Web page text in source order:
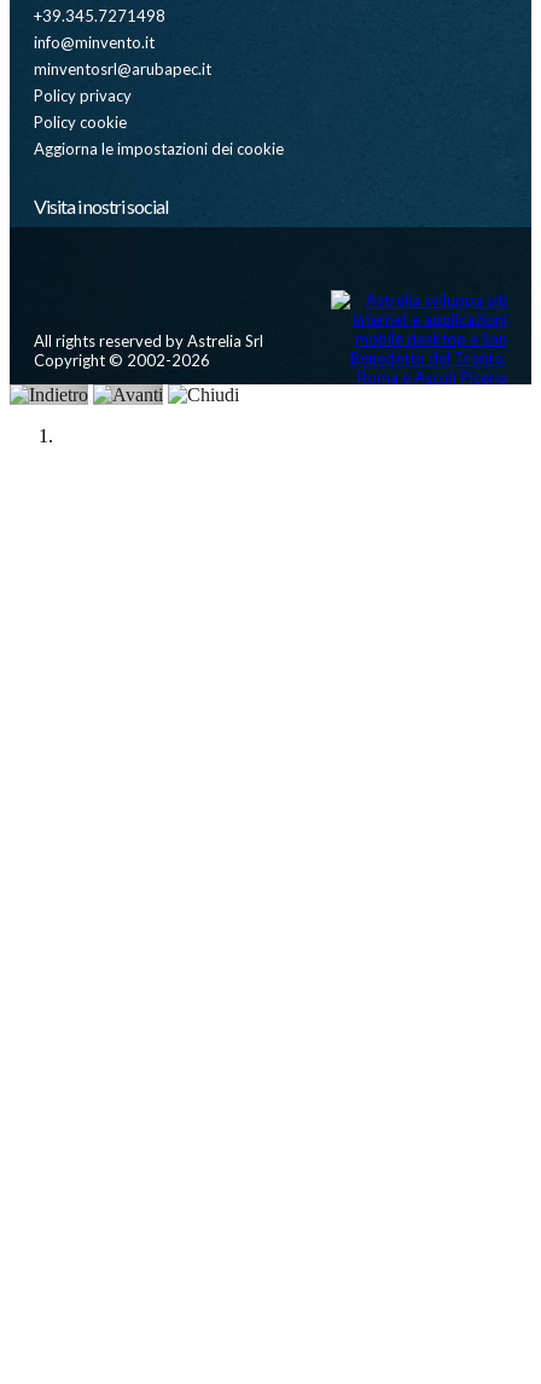
+39.345.7271498
info@minvento.it
minventosrl@arubapec.it
Policy privacy
Policy cookie
Aggiorna le impostazioni dei cookie
Visita i nostri social
All rights reserved by Astrelia Srl
Copyright © 2002-2026